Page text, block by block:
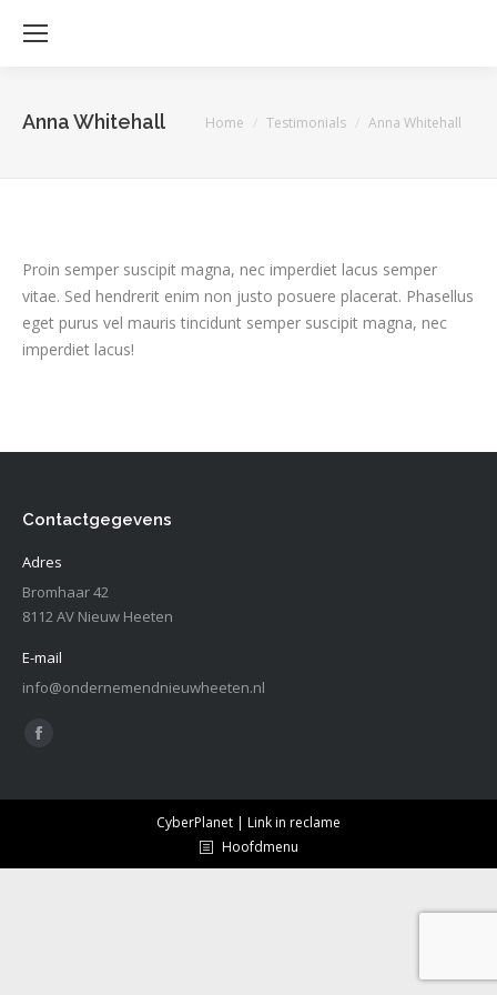
Anna Whitehall Je bent hier:
Home Testimonials Anna Whitehall
Proin semper suscipit magna, nec imperdiet lacus semper
vitae. Sed hendrerit enim non justo posuere placerat. Phasellus
eget purus vel mauris tincidunt semper suscipit magna, nec
imperdiet lacus!
Contactgegevens
Adres
Bromhaar 42
8112 AV Nieuw Heeten
E-mail
info@ondernemendnieuwheeten.nl
Vind ons op:
Facebook
opens
CyberPlanet | Link in reclame
Hoofdmenu